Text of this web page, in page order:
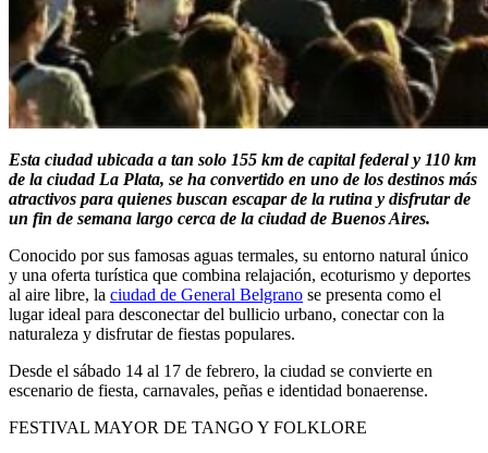
Esta ciudad ubicada a tan solo 155 km de capital federal y 110 km
de la ciudad La Plata, se ha convertido en uno de los destinos más
atractivos para quienes buscan escapar de la rutina y disfrutar de
un fin de semana largo cerca de la ciudad de Buenos Aires.
Conocido por sus famosas aguas termales, su entorno natural único
y una oferta turística que combina relajación, ecoturismo y deportes
al aire libre, la ciudad de General Belgrano se presenta como el
lugar ideal para desconectar del bullicio urbano, conectar con la
naturaleza y disfrutar de fiestas populares.
Desde el sábado 14 al 17 de febrero, la ciudad se convierte en
escenario de fiesta, carnavales, peñas e identidad bonaerense.
FESTIVAL MAYOR DE TANGO Y FOLKLORE